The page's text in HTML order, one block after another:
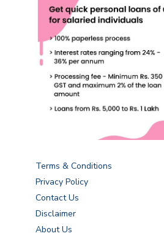
Terms & Conditions
Privacy Policy
Contact Us
Disclaimer
About Us